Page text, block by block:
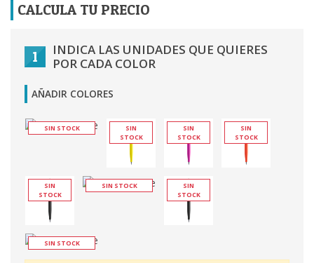
CALCULA TU PRECIO
1
INDICA LAS UNIDADES QUE QUIERES
POR CADA COLOR
AÑADIR COLORES
SIN STOCK
SIN
STOCK
SIN
STOCK
SIN
STOCK
SIN
STOCK
SIN STOCK
SIN
STOCK
SIN STOCK